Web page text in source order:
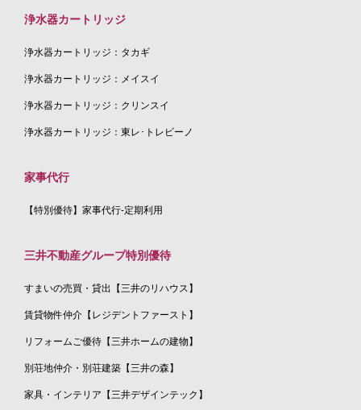
浄水器カートリッジ
浄水器カートリッジ：タカギ
浄水器カートリッジ：メイスイ
浄水器カートリッジ：クリンスイ
浄水器カートリッジ：東レ･トレビーノ
家事代行
【特別優待】家事代行-定期利用
三井不動産グループ特別優待
すまいの売買・貸出【三井のリハウス】
賃貸物件仲介【レジデントファースト】
リフォームご優待【三井ホームの建物】
別荘地仲介・別荘建築【三井の森】
家具・インテリア【三井デザインテック】